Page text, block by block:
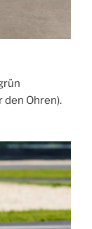
den Ohren).